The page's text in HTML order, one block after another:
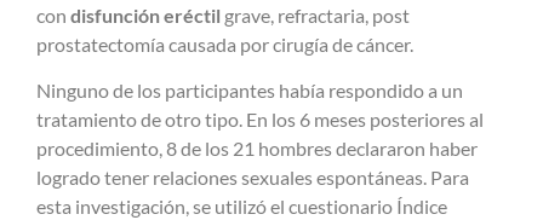
con disfunción eréctil grave, refractaria, post
prostatectomía causada por cirugía de cáncer.
Ninguno de los participantes había respondido a un
tratamiento de otro tipo. En los 6 meses posteriores al
procedimiento, 8 de los 21 hombres declararon haber
logrado tener relaciones sexuales espontáneas. Para
esta investigación, se utilizó el cuestionario Índice